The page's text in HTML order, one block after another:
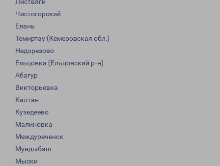
Листвяги
Чистогорский
Елань
Темиртау (Кемеровская обл.)
Недорезово
Ельцовка (Ельцовский р-н)
Абагур
Викторьевка
Калтан
Кузедеево
Малиновка
Междуреченск
Мундыбаш
Мыски